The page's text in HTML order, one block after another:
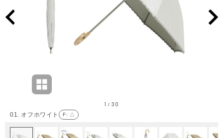
01. オフホワイト F: △
1 /30